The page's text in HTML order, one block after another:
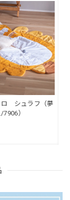
ロ シュラフ（夢
）